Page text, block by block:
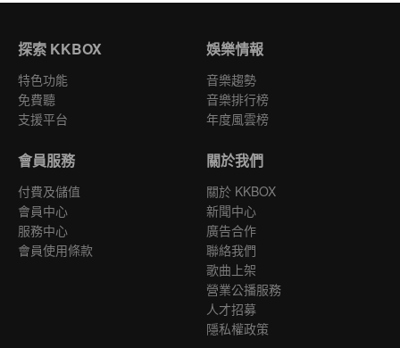
探索 KKBOX
特色功能
免費聽
支援平台
娛樂情報
音樂趨勢
音樂排行榜
年度風雲榜
會員服務
付費及儲值
會員中心
服務中心
會員使用條款
關於我們
關於 KKBOX
新聞中心
廣告合作
聯絡我們
歌曲上架
營業公播服務
人才招募
隱私權政策